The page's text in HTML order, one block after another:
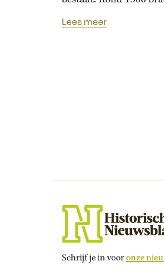
van de sterrenhemel het
Lees meer
Schrijf je in vooronze